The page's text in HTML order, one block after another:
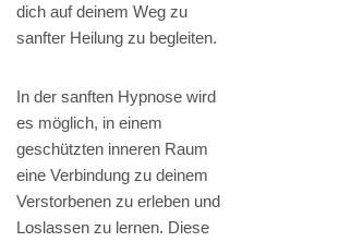
dich auf deinem Weg zu
sanfter Heilung zu begleiten.
In der sanften Hypnose wird
es möglich, in einem
geschützten inneren Raum
eine Verbindung zu deinem
Verstorbenen zu erleben und
Loslassen zu lernen. Diese